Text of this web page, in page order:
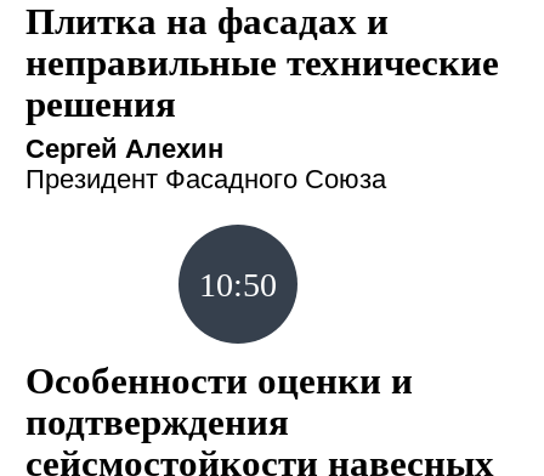
Плитка на фасадах и
неправильные технические
решения
Сергей Алехин
Президент Фасадного Союза
10:50
Особенности оценки и
подтверждения
сейсмостойкости навесных